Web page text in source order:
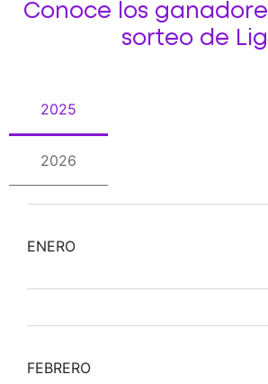
Conoce los
sorteo de
2025
2026
ENERO
FEBRERO